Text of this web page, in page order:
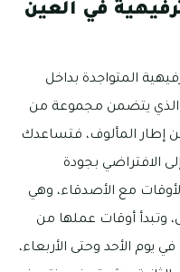
في العين
المتواجدة بداخل
يتضمن مجموعة من
إطار المألوف، فتساعدك
الافتراضي بجودة
مع الأصدقاء، وهي
وتبدأ أوقات عملها من
يوم الأحد وحتى الأربعاء،